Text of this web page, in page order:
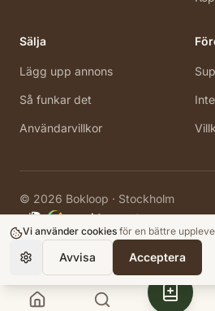
Sälja
Lägg upp annons
Så funkar det
Användarvillkor
© 2026 Bokloop · Stockholm
Vi använder cookies för en bättre
Avvisa Acceptera